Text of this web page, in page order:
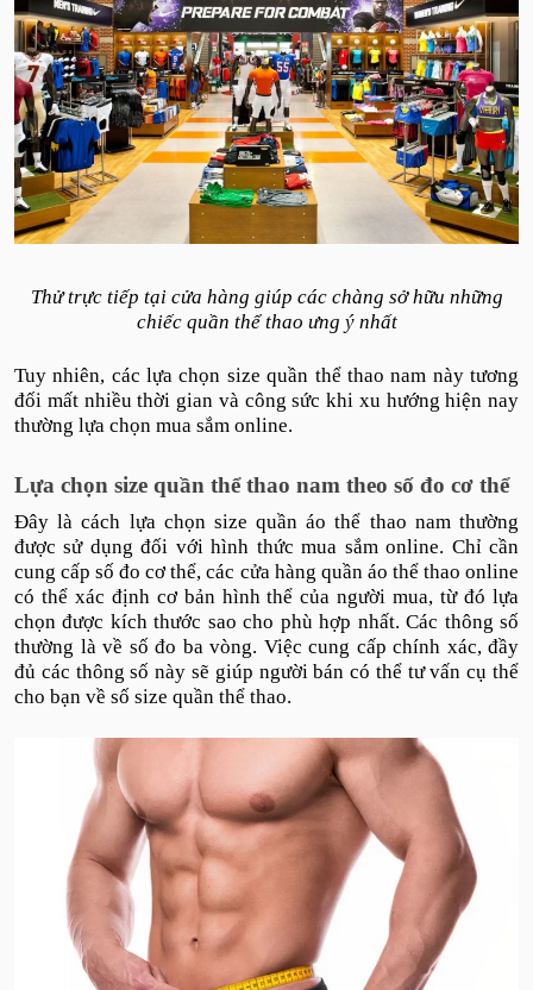
Thử trực tiếp tại cửa hàng giúp các chàng sở hữu những
chiếc quần thể thao ưng ý nhất
Tuy nhiên, các lựa chọn size quần thể thao nam này tương
đối mất nhiều thời gian và công sức khi xu hướng hiện nay
thường lựa chọn mua sắm online.
Lựa chọn size quần thể thao nam theo số đo cơ thể
Đây là cách lựa chọn size quần áo thể thao nam thường
được sử dụng đối với hình thức mua sắm online. Chỉ cần
cung cấp số đo cơ thể, các cửa hàng quần áo thể thao online
có thể xác định cơ bản hình thể của người mua, từ đó lựa
chọn được kích thước sao cho phù hợp nhất. Các thông số
thường là về số đo ba vòng. Việc cung cấp chính xác, đầy
đủ các thông số này sẽ giúp người bán có thể tư vấn cụ thể
cho bạn về số size quần thể thao.